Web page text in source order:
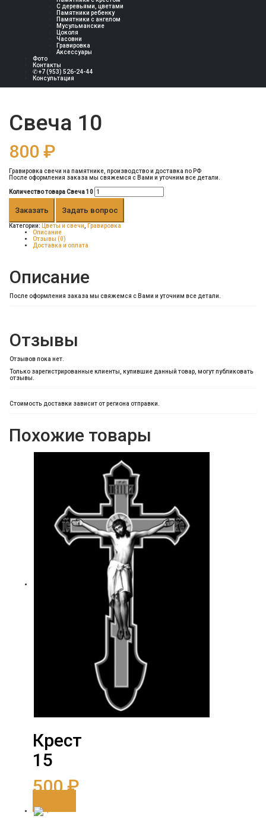
С деревьями, цветами
Памятники ребенку
Памятники с ангелом
Мусульманские
Цоколя
Часовни
Гравировка
Аксессуары
Фото
Контакты
✆ +7 (953) 526-24-44
Консультация
Свеча 10
800 ₽
Гравировка свечи на памятнике, производство и доставка по РФ
После оформления заказа мы свяжемся с Вами и уточним все детали.
Количество товара Свеча 10
Заказать Задать вопрос
Категории: Цветы и свечи
Гравировка
Описание
Отзывы (0)
Доставка и оплата
Описание
После оформления заказа мы свяжемся с Вами и уточним все детали.
Отзывы
Отзывов пока нет.
Только зарегистрированные клиенты, купившие данный товар, могут публиковать
отзывы.
Стоимость доставки зависит от региона отправки.
Похожие товары
Крест
15
500₽